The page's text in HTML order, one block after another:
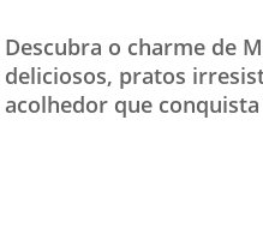
Descubra o charme de
deliciosos, pratos
acolhedor que